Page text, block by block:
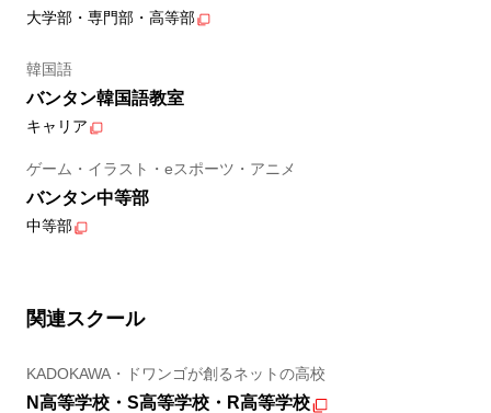
大学部・専門部・高等部
韓国語
バンタン韓国語教室
キャリア
ゲーム・イラスト・eスポーツ・アニメ
バンタン中等部
中等部
関連スクール
KADOKAWA・ドワンゴが創るネットの高校
N高等学校・S高等学校・R高等学校